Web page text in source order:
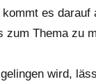
es darauf
zum Thema zu
wird,